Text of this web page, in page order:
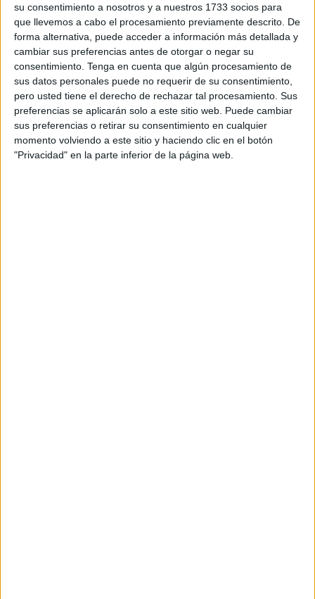
su consentimiento a nosotros y a nuestros 1733 socios para
que llevemos a cabo el procesamiento previamente descrito. De
forma alternativa, puede acceder a información más detallada y
cambiar sus preferencias antes de otorgar o negar su
consentimiento. Tenga en cuenta que algún procesamiento de
sus datos personales puede no requerir de su consentimiento,
pero usted tiene el derecho de rechazar tal procesamiento. Sus
preferencias se aplicarán solo a este sitio web. Puede cambiar
sus preferencias o retirar su consentimiento en cualquier
momento volviendo a este sitio y haciendo clic en el botón
"Privacidad" en la parte inferior de la página web.
Tal y como ha señalado Mayte Arrabal, responsable del
departamento de Captación de Fondos de Cruz Roja
Ceuta, “comenzamos con‘Una madre de oro’,en el que
tenemos diferentes tarjetas, bien de una mamá con una
niña, con niños, para la abuela,….Además, este año
tenemos una modalidad nueva, que es la ‘Mamá de
peluditos’, que fue algo que nos pidieron el año pasado”.
Todas esta tarjetas llevan en su interior un boleto para el